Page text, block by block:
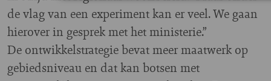
de vlag van een experiment kan er veel. We gaan
hierover in gesprek met het ministerie.”
De ontwikkelstrategie bevat meer maatwerk op
gebiedsniveau en dat kan botsen met